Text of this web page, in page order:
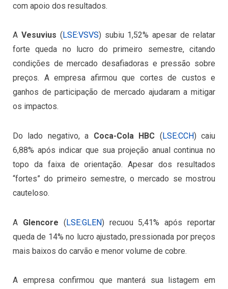
com apoio dos resultados.
A Vesuvius ( LSE:VSVS) subiu 1,52% apesar de relatar
forte queda no lucro do primeiro semestre, citando
condições de mercado desafiadoras e pressão sobre
preços. A empresa afirmou que cortes de custos e
ganhos de participação de mercado ajudaram a mitigar
os impactos.
Do lado negativo, a Coca-Cola HBC (LSE:CCH) caiu
6,88% após indicar que sua projeção anual continua no
topo da faixa de orientação. Apesar dos resultados
“fortes” do primeiro semestre, o mercado se mostrou
cauteloso.
A Glencore (LSE:GLEN) recuou 5,41% após reportar
queda de 14% no lucro ajustado, pressionada por preços
mais baixos do carvão e menor volume de cobre.
A empresa confirmou que manterá sua listagem em